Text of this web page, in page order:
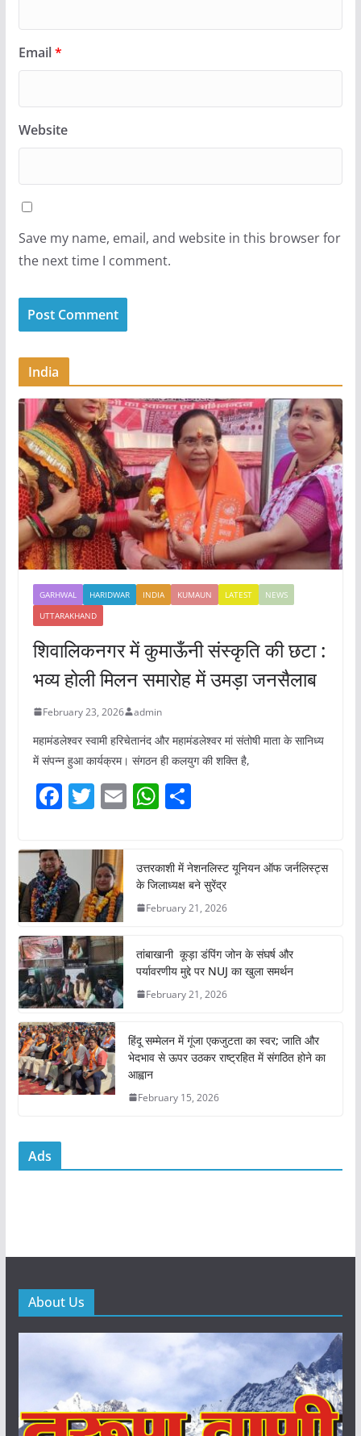
Email*
Website
Save my name, email, and website in this browser for
the next time I comment.
India
GARHWAL HARIDWAR INDIA KUMAUN LATEST
NEWS
UTTARAKHAND
शिवालिकनगर में कुमाऊँनी संस्कृति की छटा :
भव्य होली मिलन समारोह में उमड़ा जनसैलाब
February 23, 2026 admin
महामंडलेश्वर स्वामी हरिचेतानंद और महामंडलेश्वर मां संतोषी माता के सानिध्य
में संपन्न हुआ कार्यक्रम। संगठन ही कलयुग की शक्ति है,
F
c
e
b
o
o
k
T
itt
er
E W
s
A
p
S
e
उत्तरकाशी में नेशनलिस्ट यूनियन ऑफ जर्नलिस्ट्स
के जिलाध्यक्ष बने सुरेंद्र
February 21, 2026
तांबाखानी कूड़ा डंपिंग जोन के संघर्ष और
पर्यावरणीय मुद्दे पर NUJ का खुला समर्थन
February 21, 2026
हिंदू सम्मेलन में गूंजा एकजुटता का स्वर; जाति और
भेदभाव से ऊपर उठकर राष्ट्रहित में संगठित होने का
आह्वान
February 15, 2026
Ads
About Us